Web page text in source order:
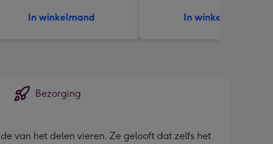
In winkelmand In winkelmand
Bezorging
van het delen vieren. Ze gelooft dat zelfs het